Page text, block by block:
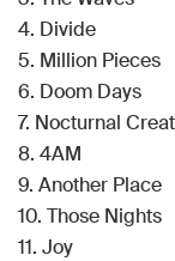
4. Divide
5. Million Pieces
6. Doom Days
7. Nocturnal
8. 4AM
9. Another Place
10. Those Nights
11. Joy